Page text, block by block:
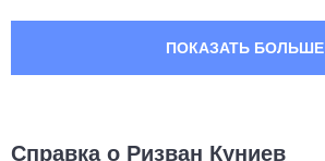
ПОКАЗАТЬ БОЛЬШЕ
Справка о Ризван Куниев